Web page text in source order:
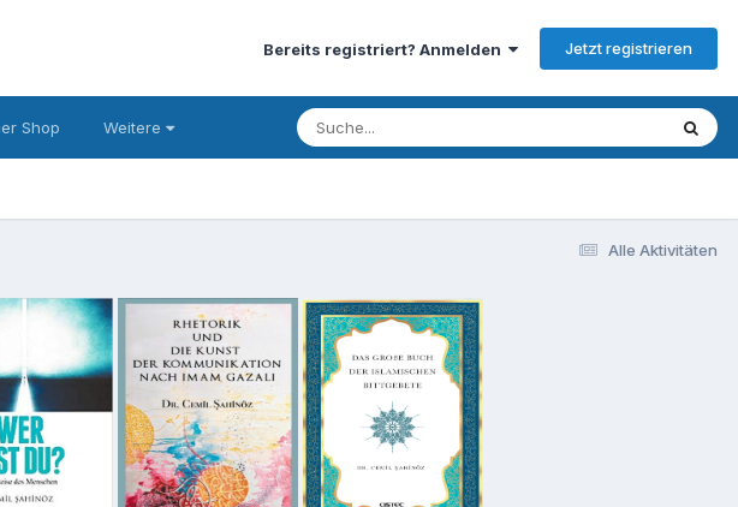
Bereits registriert? Anmelden Jetzt registrieren
Shop Weitere
Alle Aktivitäten